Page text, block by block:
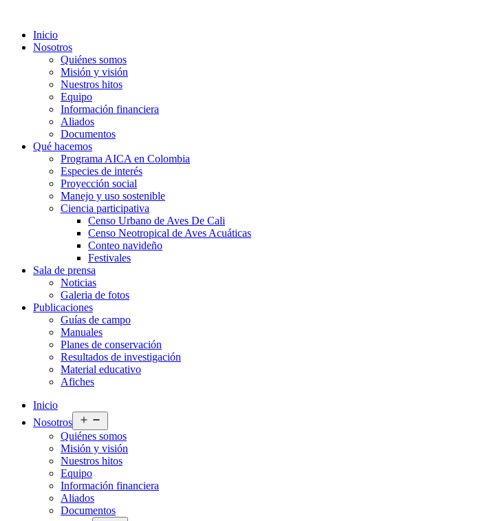
Inicio
Nosotros
Quiénes somos
Misión y visión
Nuestros hitos
Equipo
Información financiera
Aliados
Documentos
Qué hacemos
Programa AICA en Colombia
Especies de interés
Proyección social
Manejo y uso sostenible
Ciencia participativa
Censo Urbano de Aves De Cali
Censo Neotropical de Aves Acuáticas
Conteo navideño
Festivales
Sala de prensa
Noticias
Galeria de fotos
Publicaciones
Guías de campo
Manuales
Planes de conservación
Resultados de investigación
Material educativo
Afiches
Inicio
Nosotros
el
menú
Quiénes somos
Misión y visión
Nuestros hitos
Equipo
Información financiera
Aliados
Documentos